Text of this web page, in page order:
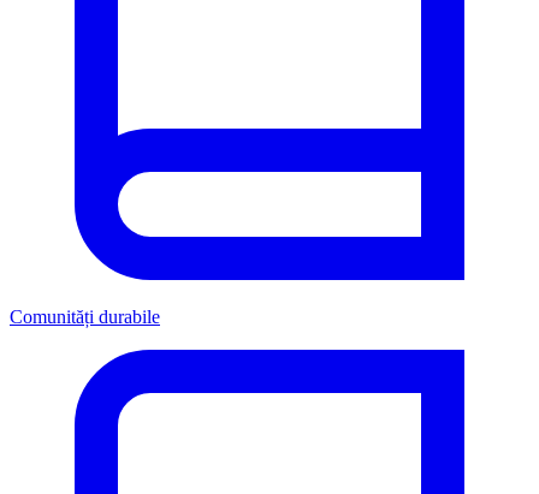
Comunități durabile